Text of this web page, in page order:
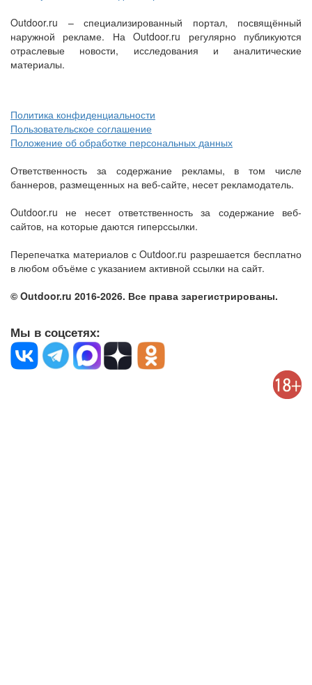
Outdoor.ru – специализированный портал, посвящённый
наружной рекламе. На Outdoor.ru регулярно публикуются
отраслевые новости, исследования и аналитические
материалы.
Политика конфиденциальности
Пользовательское соглашение
Положение об обработке персональных данных
Ответственность за содержание рекламы, в том числе
баннеров, размещенных на веб-сайте, несет рекламодатель.
Outdoor.ru не несет ответственность за содержание веб-
сайтов, на которые даются гиперссылки.
Перепечатка материалов с Outdoor.ru разрешается бесплатно
в любом объёме с указанием активной ссылки на сайт.
© Outdoor.ru 2016-2026. Все права зарегистрированы.
Мы в соцсетях: